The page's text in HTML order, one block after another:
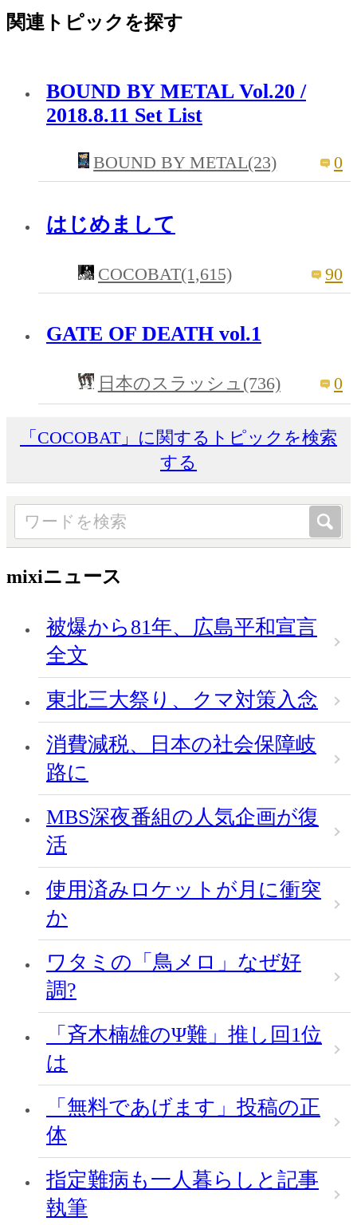
関連トピックを探す
BOUND BY METAL Vol.20 /
2018.8.11 Set List
BOUND BY METAL(23) 0
はじめまして
COCOBAT(1,615) 90
GATE OF DEATH vol.1
日本のスラッシュ(736) 0
「COCOBAT」に関するトピックを検索
する
mixiニュース
被爆から81年、広島平和宣言
全文
東北三大祭り、クマ対策入念
消費減税、日本の社会保障岐
路に
MBS深夜番組の人気企画が復
活
使用済みロケットが月に衝突
か
ワタミの「鳥メロ」なぜ好
調?
「斉木楠雄のΨ難」推し回1位
は
「無料であげます」投稿の正
体
指定難病も一人暮らしと記事
執筆